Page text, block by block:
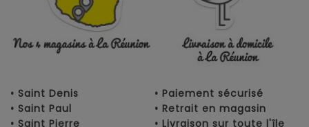
• Saint Denis
• Saint Paul
• Saint Pierre
• Paiement sécurisé
• Retrait en magasin
• Livraison sur toute l'île